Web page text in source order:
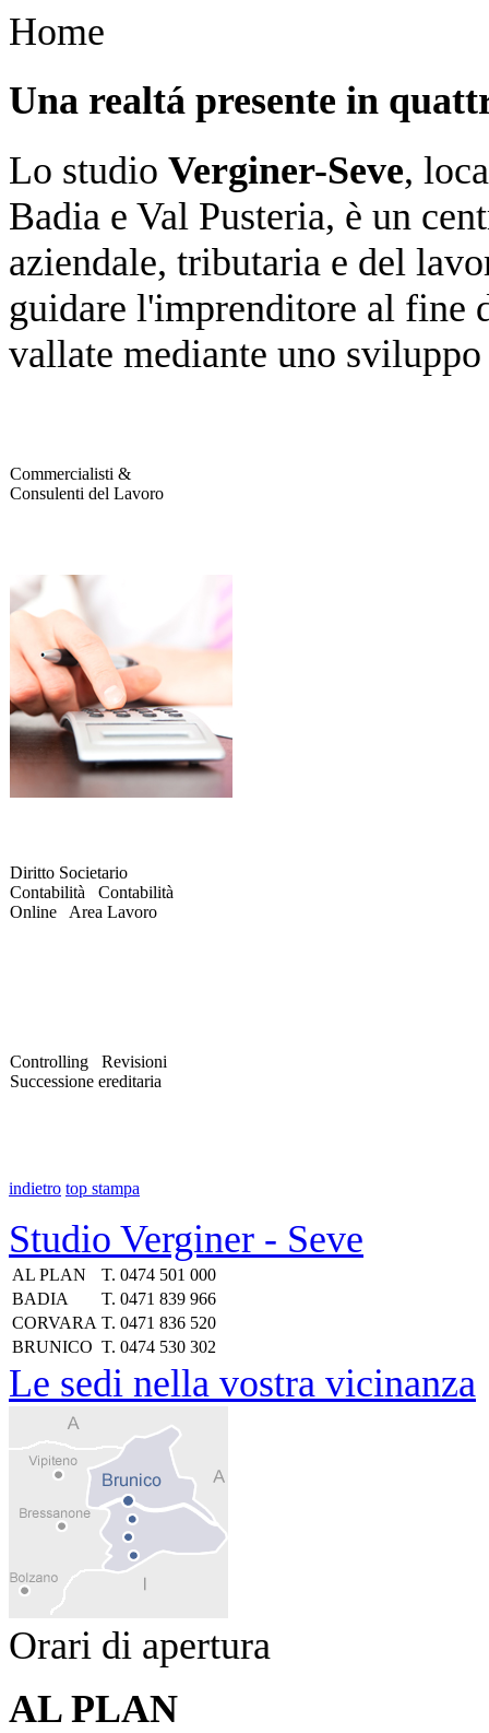
Home
Una realtá presente in
Lo studio Verginer-Seve,
Badia e Val Pusteria, è un
aziendale, tributaria e del
guidare l'imprenditore al fine
vallate mediante uno
Commercialisti &
Consulenti del Lavoro
Diritto Societario
Contabilità Contabilità
Online Area Lavoro
Controlling Revisioni
Successione ereditaria
indietro top stampa
Studio Verginer - Seve
AL PLAN T. 0474 501 000
BADIA
T. 0471 839 966
CORVARA T. 0471 836 520
BRUNICO T. 0474 530 302
Le sedi nella vostra vicinanza
Orari di apertura
AL PLAN